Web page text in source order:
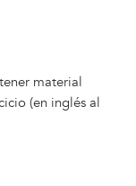
material
(en inglés al